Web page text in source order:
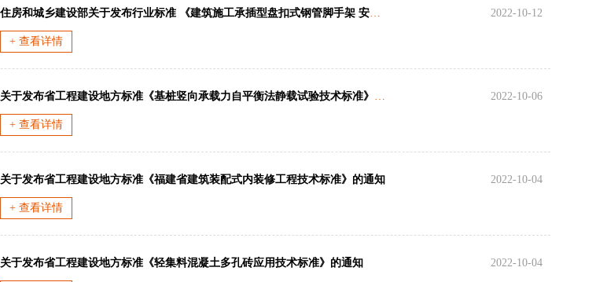
住房和城乡建设部关于发布行业标准 《建筑施工承插型盘扣式钢管脚手架 安全技术标准》的公告 2022-10-12
+ 查看详情
关于发布省工程建设地方标准《基桩竖向承载力自平衡法静载试验技术标准》的通知 2022-10-06
+ 查看详情
关于发布省工程建设地方标准《福建省建筑装配式内装修工程技术标准》的通知 2022-10-04
+ 查看详情
关于发布省工程建设地方标准《轻集料混凝土多孔砖应用技术标准》的通知 2022-10-04